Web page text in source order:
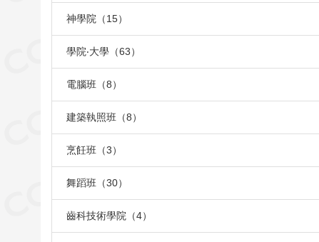
神學院（15）
學院‧大學（63）
電腦班（8）
建築執照班（8）
烹飪班（3）
舞蹈班（30）
齒科技術學院（4）